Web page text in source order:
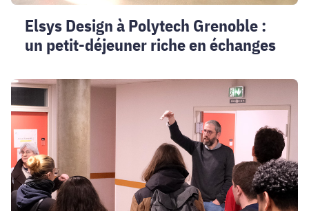
échanges
Elsys Design à Polytech Grenoble :
un petit-déjeuner riche en échanges
Visite
d’IngéPLUS
à
Polytech
Grenoble